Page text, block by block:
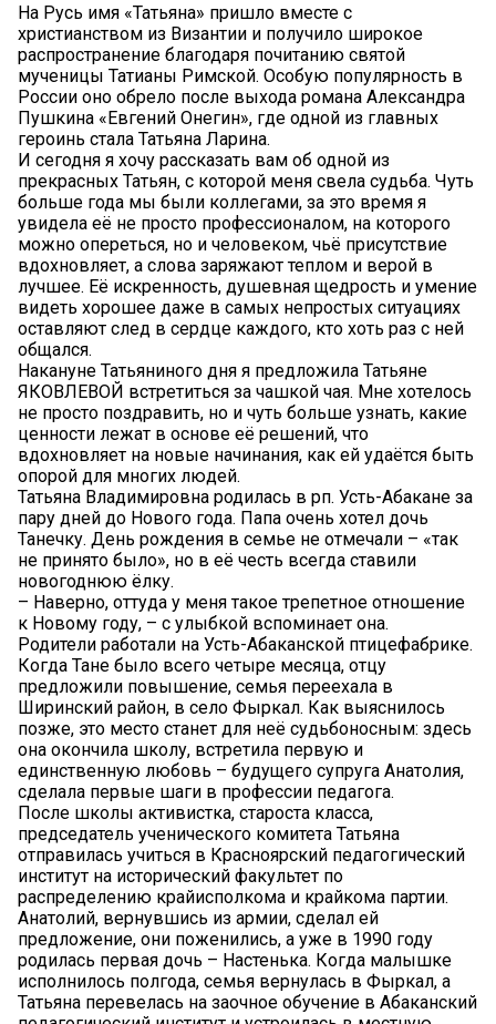
На Русь имя «Татьяна» пришло вместе с
христианством из Византии и получило широкое
распространение благодаря почитанию святой
мученицы Татианы Римской. Особую популярность в
России оно обрело после выхода романа Александра
Пушкина «Евгений Онегин», где одной из главных
героинь стала Татьяна Ларина.
И сегодня я хочу рассказать вам об одной из
прекрасных Татьян, с которой меня свела судьба. Чуть
больше года мы были коллегами, за это время я
увидела её не просто профессионалом, на которого
можно опереться, но и человеком, чьё присутствие
вдохновляет, а слова заряжают теплом и верой в
лучшее. Её искренность, душевная щедрость и умение
видеть хорошее даже в самых непростых ситуациях
оставляют след в сердце каждого, кто хоть раз с ней
общался.
Накануне Татьяниного дня я предложила Татьяне
ЯКОВЛЕВОЙ встретиться за чашкой чая. Мне хотелось
не просто поздравить, но и чуть больше узнать, какие
ценности лежат в основе её решений, что
вдохновляет на новые начинания, как ей удаётся быть
опорой для многих людей.
Татьяна Владимировна родилась в рп. Усть-Абакане за
пару дней до Нового года. Папа очень хотел дочь
Танечку. День рождения в семье не отмечали – «так
не принято было», но в её честь всегда ставили
новогоднюю ёлку.
– Наверно, оттуда у меня такое трепетное отношение
к Новому году, – с улыбкой вспоминает она.
Родители работали на Усть-Абаканской птицефабрике.
Когда Тане было всего четыре месяца, отцу
предложили повышение, семья переехала в
Ширинский район, в село Фыркал. Как выяснилось
позже, это место станет для неё судьбоносным: здесь
она окончила школу, встретила первую и
единственную любовь – будущего супруга Анатолия,
сделала первые шаги в профессии педагога.
После школы активистка, староста класса,
председатель ученического комитета Татьяна
отправилась учиться в Красноярский педагогический
институт на исторический факультет по
распределению крайисполкома и крайкома партии.
Анатолий, вернувшись из армии, сделал ей
предложение, они поженились, а уже в 1990 году
родилась первая дочь – Настенька. Когда малышке
исполнилось полгода, семья вернулась в Фыркал, а
Татьяна перевелась на заочное обучение в Абаканский